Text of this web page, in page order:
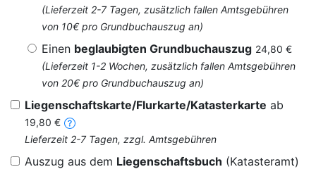
(Lieferzeit 2-7 Tagen, zusätzlich fallen Amtsgebühren
von 10€ pro Grundbuchauszug an)
Einen beglaubigten Grundbuchauszug 24,80 €
(Lieferzeit 1-2 Wochen, zusätzlich fallen Amtsgebühren
von 20€ pro Grundbuchauszug an)
Liegenschaftskarte/Flurkarte/Katasterkarte ab
19,80 €
Lieferzeit 2-7 Tagen, zzgl. Amtsgebühren
Auszug aus dem Liegenschaftsbuch (Katasteramt)